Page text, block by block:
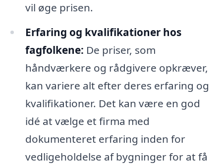
vil øge prisen.
Erfaring og kvalifikationer hos
fagfolkene: De priser, som
håndværkere og rådgivere opkræver,
kan variere alt efter deres erfaring og
kvalifikationer. Det kan være en god
idé at vælge et firma med
dokumenteret erfaring inden for
vedligeholdelse af bygninger for at få